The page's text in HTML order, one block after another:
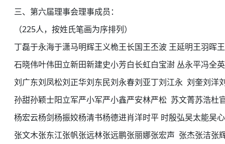
三、第六届理事会理事成员：
（225人，按姓氏笔画为序排列）
丁磊于永海于潇马明辉王义桅王长国王丕波 王延明王羽晖
石晓伟叶伟田立新田新建史小芳白长虹白宝澍 丛永平冯全
刘广东刘凤松刘正华刘东民刘永春刘亚丁刘江永 刘奎刘洋
孙甜孙颖士阳立军严小军严小鑫严安林严松 苏文菁苏浩杜
杨宏云杨剑杨振姣杨清书杨德进肖洋时平 时殷弘吴太能吴
张文木张东江张帆张远林张远鹏张丽娜张宏声 张杰张洁张